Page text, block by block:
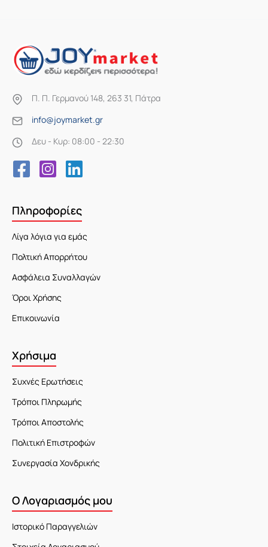
Π. Π. Γερμανού 148, 263 31, Πάτρα
info@joymarket.gr
Δευ - Κυρ: 08:00 - 22:30
Πληροφορίες
Λίγα λόγια για εμάς
Πολτική Απορρήτου
Ασφάλεια Συναλλαγών
Όροι Χρήσης
Επικοινωνία
Χρήσιμα
Συχνές Ερωτήσεις
Τρόποι Πληρωμής
Τρόποι Αποστολής
Πολιτική Επιστροφών
Συνεργασία Χονδρικής
Ο Λογαριασμός μου
Ιστορικό Παραγγελιών